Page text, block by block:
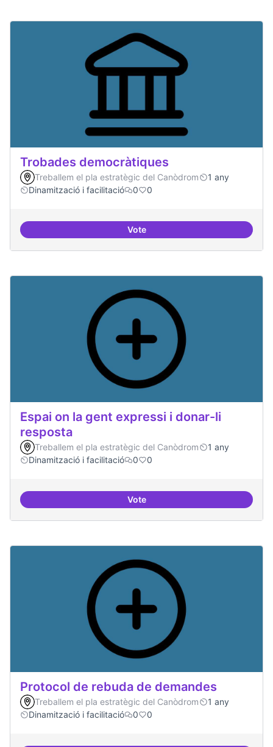
Trobades democràtiques
Treballem el pla estratègic del Canòdrom
1 any
Dinamització i facilitació
0 0
VoteTrobades democràtiques
Espai on la gent expressi i donar-li
resposta
Treballem el pla estratègic del Canòdrom
1 any
Dinamització i facilitació
0 0
VoteEspai on la gent expressi i
Protocol de rebuda de demandes
Treballem el pla estratègic del Canòdrom
1 any
Dinamització i facilitació
0 0